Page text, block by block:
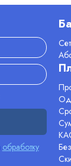
обработку